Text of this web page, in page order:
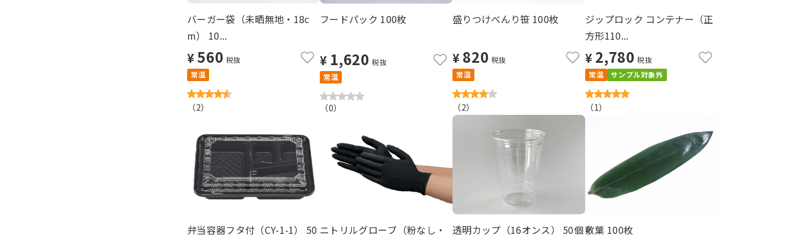
バーガー袋（未晒無地・18c
m） 10...
¥560 税抜
常温
（2）
フードパック 100枚
¥ 1,620 税抜
常温
（0）
盛りつけべんり笹 100枚
¥ 820 税抜
常温
（2）
ジップロック コンテナー（正
方形110...
¥ 2,780 税抜
常温
サンプル対象外
（1）
弁当容器フタ付（CY-1-1） 50 ニトリルグローブ（粉なし・
透明カップ（16オンス） 50個敷葉 100枚